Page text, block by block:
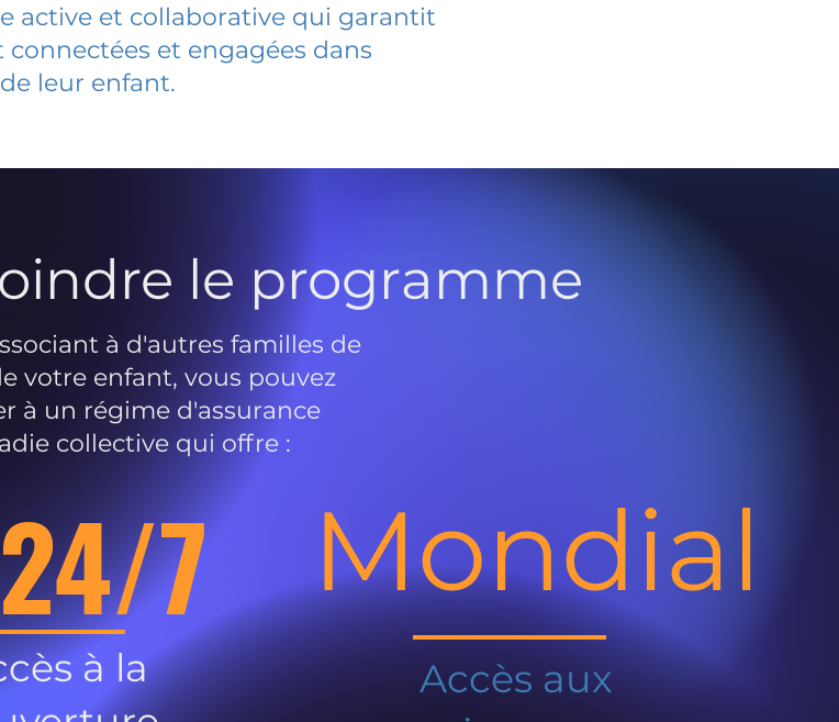
active et collaborative qui garantit
et engagées dans
leur enfant.
le programme
à d'autres familles de
votre enfant, vous pouvez
à un régime d'assurance
collective qui offre :
7
à la
Mondial
Accès aux